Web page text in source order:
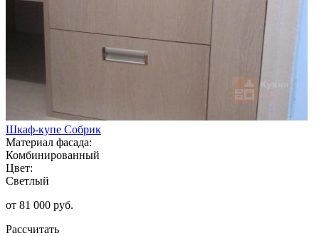
Шкаф-купе Собрик
Материал фасада:
Комбинированный
Цвет:
Светлый
от 81 000 руб.
Рассчитать